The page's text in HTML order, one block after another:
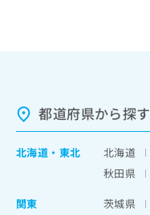
都道府県から探す
北海道 ・ 東北 北海道
秋田県
関東
茨城県